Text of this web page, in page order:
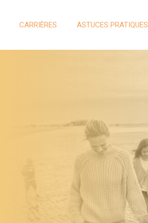
CARRIÈRES ASTUCES PRATIQUES